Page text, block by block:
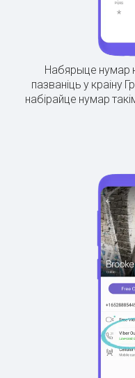
Набярыце нумар
пазваніць у краіну
набірайце нумар